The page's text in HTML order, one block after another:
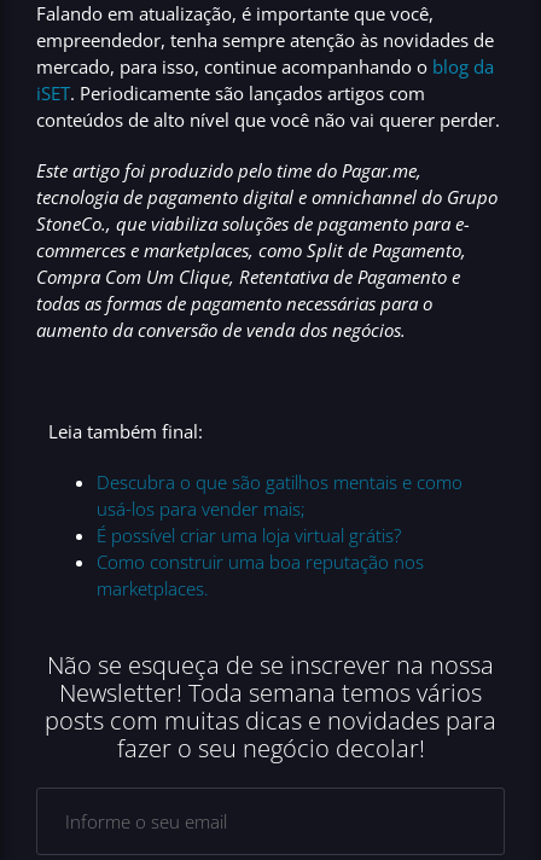
Falando em atualização, é importante que você,
empreendedor, tenha sempre atenção às novidades de
mercado, para isso, continue acompanhando o blog da
iSET. Periodicamente são lançados artigos com
conteúdos de alto nível que você não vai querer perder.
Este artigo foi produzido pelo time do Pagar.me,
tecnologia de pagamento digital e omnichannel do Grupo
StoneCo., que viabiliza soluções de pagamento para e-
commerces e marketplaces, como Split de Pagamento,
Compra Com Um Clique, Retentativa de Pagamento e
todas as formas de pagamento necessárias para o
aumento da conversão de venda dos negócios.
Leia também final:
Descubra o que são gatilhos mentais e como
usá-los para vender mais;
É possível criar uma loja virtual grátis?
Como construir uma boa reputação nos
marketplaces.
Não se esqueça de se inscrever na nossa
Newsletter! Toda semana temos vários
posts com muitas dicas e novidades para
fazer o seu negócio decolar!